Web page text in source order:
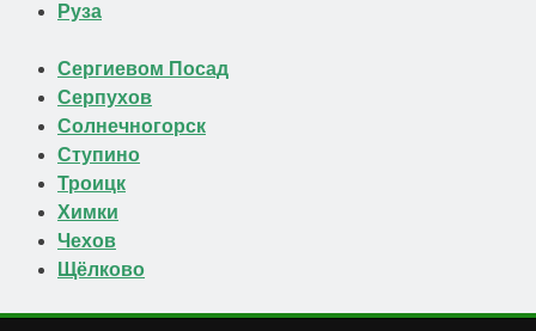
Руза
Сергиевом Посад
Серпухов
Солнечногорск
Ступино
Троицк
Химки
Чехов
Щёлково